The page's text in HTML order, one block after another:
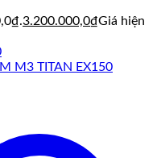
3.200.000,0₫Giá hiện